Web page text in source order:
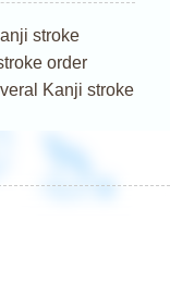
stroke
order
Kanji stroke